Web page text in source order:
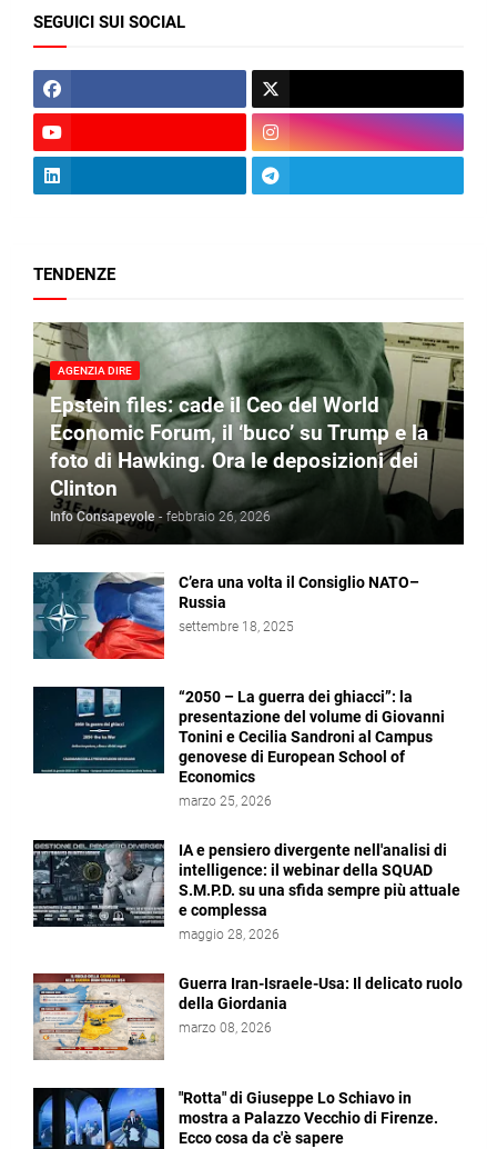
SEGUICI SUI SOCIAL
TENDENZE
AGENZIA DIRE
Epstein files: cade il Ceo del World
Economic Forum, il ‘buco’ su Trump e la
foto di Hawking. Ora le deposizioni dei
Clinton
Info Consapevole - febbraio 26, 2026
C’era una volta il Consiglio NATO–
Russia
settembre 18, 2025
“2050 – La guerra dei ghiacci”: la
presentazione del volume di Giovanni
Tonini e Cecilia Sandroni al Campus
genovese di European School of
Economics
marzo 25, 2026
IA e pensiero divergente nell'analisi di
intelligence: il webinar della SQUAD
S.M.P.D. su una sfida sempre più attuale
e complessa
maggio 28, 2026
Guerra Iran-Israele-Usa: Il delicato ruolo
della Giordania
marzo 08, 2026
"Rotta" di Giuseppe Lo Schiavo in
mostra a Palazzo Vecchio di Firenze.
Ecco cosa da c'è sapere